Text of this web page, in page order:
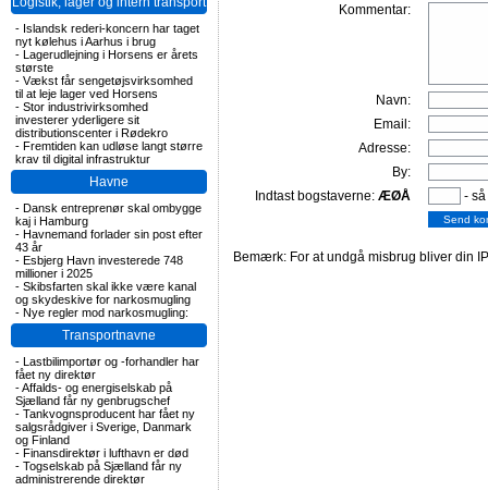
- Islandsk rederi-koncern har taget
nyt kølehus i Aarhus i brug
- Lagerudlejning i Horsens er årets
største
- Vækst får sengetøjsvirksomhed
til at leje lager ved Horsens
- Stor industrivirksomhed
investerer yderligere sit
distributionscenter i Rødekro
- Fremtiden kan udløse langt større
krav til digital infrastruktur
Havne
- Dansk entreprenør skal ombygge
kaj i Hamburg
- Havnemand forlader sin post efter
43 år
- Esbjerg Havn investerede 748
millioner i 2025
- Skibsfarten skal ikke være kanal
og skydeskive for narkosmugling
- Nye regler mod narkosmugling:
Transportnavne
- Lastbilimportør og -forhandler har
fået ny direktør
-Affalds- og energiselskab på
Sjælland får ny genbrugschef
- Tankvognsproducent har fået ny
salgsrådgiver i Sverige, Danmark
og Finland
- Finansdirektør i lufthavn er død
- Togselskab på Sjælland får ny
administrerende direktør
Kommentar:
Navn:
Email:
Adresse:
By:
Indtast bogstaverne: ÆØÅ -
Bemærk: For at undgå misbrug bliver din